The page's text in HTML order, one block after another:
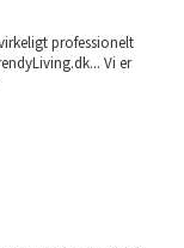
professionelt
Vi er